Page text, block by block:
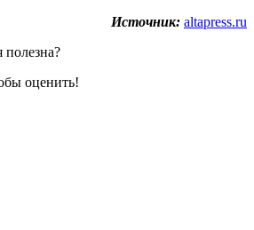
Источник: altapress.ru
полезна?
оценить!